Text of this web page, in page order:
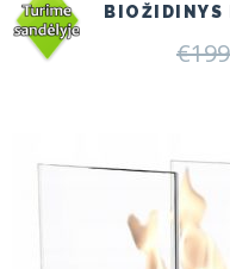
BIOŽIDINYS
€